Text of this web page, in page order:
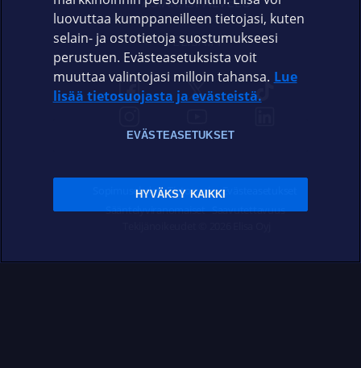
ELISA.FI
Sopimusehdot Tietosuoja Evästeasetukset
Sääntelyviranomaiset Saavutettavuus
luovuttaa kumppaneilleen tietojasi, kuten
selain- ja ostotietoja suostumukseesi
perustuen. Evästeasetuksista voit
muuttaa valintojasi milloin tahansa. Lue
lisää tietosuojasta ja evästeistä.
EVÄSTEASETUKSET
HYVÄKSY KAIKKI